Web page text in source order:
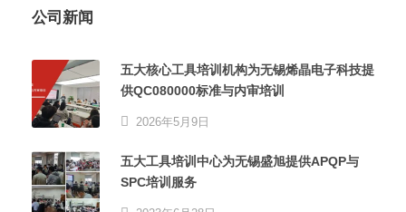
公司新闻
五大核心工具培训机构为无锡烯晶电子科技提
供QC080000标准与内审培训
2026年5月9日
五大工具培训中心为无锡盛旭提供APQP与
SPC培训服务